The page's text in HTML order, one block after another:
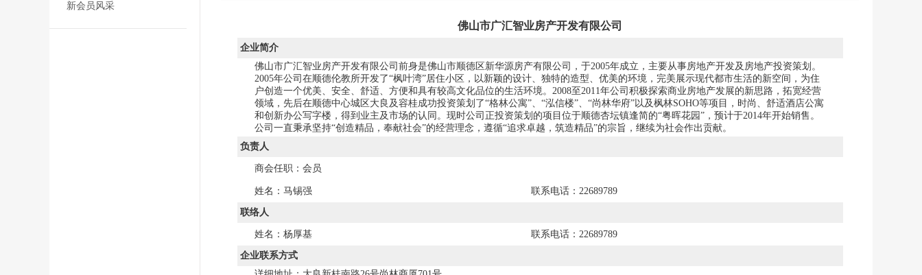
新会员风采
佛山市广汇智业房产开发有限公司
企业简介
佛山市广汇智业房产开发有限公司前身是佛山市顺德区新华源房产有限公司，于2005年成立，主要从事房地产开发及房地产投资策划。
2005年公司在顺德伦教所开发了“枫叶湾”居住小区，以新颖的设计、独特的造型、优美的环境，完美展示现代都市生活的新空间，为住
户创造一个优美、安全、舒适、方便和具有较高文化品位的生活环境。2008至2011年公司积极探索商业房地产发展的新思路，拓宽经营
领域，先后在顺德中心城区大良及容桂成功投资策划了“格林公寓”、“泓信楼”、“尚林华府”以及枫林SOHO等项目，时尚、舒适酒店公寓
和创新办公写字楼，得到业主及市场的认同。现时公司正投资策划的项目位于顺德杏坛镇逢简的“粤晖花园”，预计于2014年开始销售。
公司一直秉承坚持“创造精品，奉献社会”的经营理念，遵循“追求卓越，筑造精品”的宗旨，继续为社会作出贡献。
负责人
商会任职：会员
姓名：马锡强 联系电话：22689789
联络人
姓名：杨厚基 联系电话：22689789
企业联系方式